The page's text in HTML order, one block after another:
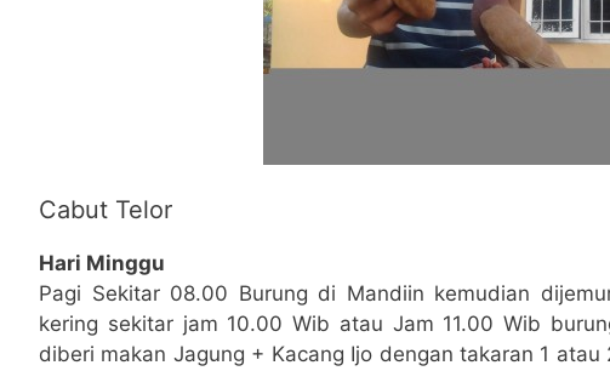
Cabut Telor
Hari Minggu
Pagi Sekitar 08.00 Burung di Mandiin kemudian
kering sekitar jam 10.00 Wib atau Jam 11.00 Wib
diberi makan Jagung + Kacang Ijo dengan takaran 1